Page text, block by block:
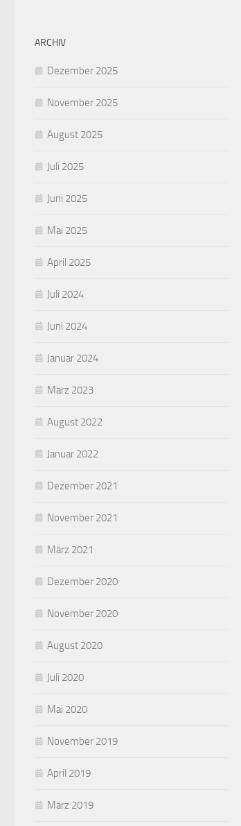
ARCHIV
Dezember 2025
November 2025
August 2025
Juli 2025
Juni 2025
Mai 2025
April 2025
Juli 2024
Juni 2024
Januar 2024
März 2023
August 2022
Januar 2022
Dezember 2021
November 2021
März 2021
Dezember 2020
November 2020
August 2020
Juli 2020
Mai 2020
November 2019
April 2019
März 2019